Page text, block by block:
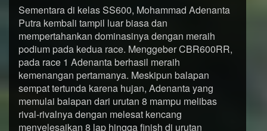
Sementara di kelas SS600, Mohammad Adenanta
Putra kembali tampil luar biasa dan
mempertahankan dominasinya dengan meraih
podium pada kedua race. Menggeber CBR600RR,
pada race 1 Adenanta berhasil meraih
kemenangan pertamanya. Meskipun balapan
sempat tertunda karena hujan, Adenanta yang
memulai balapan dari urutan 8 mampu melibas
rival-rivalnya dengan melesat kencang
menyelesaikan 8 lap hingga finish di urutan